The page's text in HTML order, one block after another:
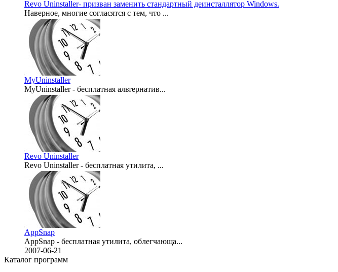
Revo Uninstaller- призван заменить стандартный деинсталлятор Windows.
Наверное, многие согласятся с тем, что ...
2011-10-28
MyUninstaller
MyUninstaller - бесплатная альтернатив...
2007-08-08
Revo Uninstaller
Revo Uninstaller - бесплатная утилита, ...
2007-06-26
AppSnap
AppSnap - бесплатная утилита, облегчающа...
2007-06-21
Каталог программ